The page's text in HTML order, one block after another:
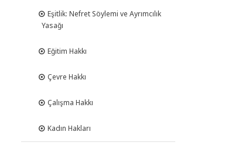
Eşitlik: Nefret Söylemi ve Ayrımcılık
Yasağı
Eğitim Hakkı
Çevre Hakkı
Çalışma Hakkı
Kadın Hakları